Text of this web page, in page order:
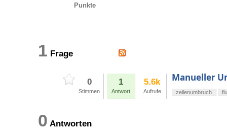
Punkte
1 Frage
0
Stimmen
1
Antwort
5.6k
Aufrufe
Manueller
zeilenumbruch
0 Antworten